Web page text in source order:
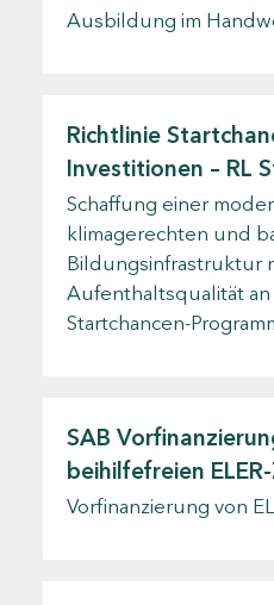
Ausbildung im
Richtlinie
Investitionen – RL
Schaffung einer
klimagerechten und
Bildungsinfrastruktur
Aufenthaltsqualität an
Startchancen-
SAB
beihilfefreien
Vorfinanzierung von